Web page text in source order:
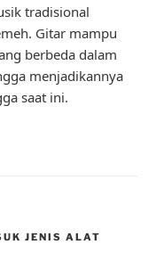
tradisional
Gitar mampu
berbeda dalam
menjadikannya
saat ini.
JENIS ALAT